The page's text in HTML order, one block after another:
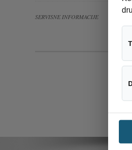
Kategorije
SERVISNE INFORMACIJE